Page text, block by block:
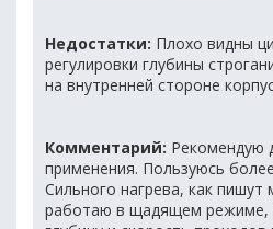
Недостатки: Плохо видны
регулировки глубины
на внутренней стороне
Комментарий: Рекомендую
применения. Пользуюсь
Сильного нагрева, как пишут
работаю в щадящем режиме,